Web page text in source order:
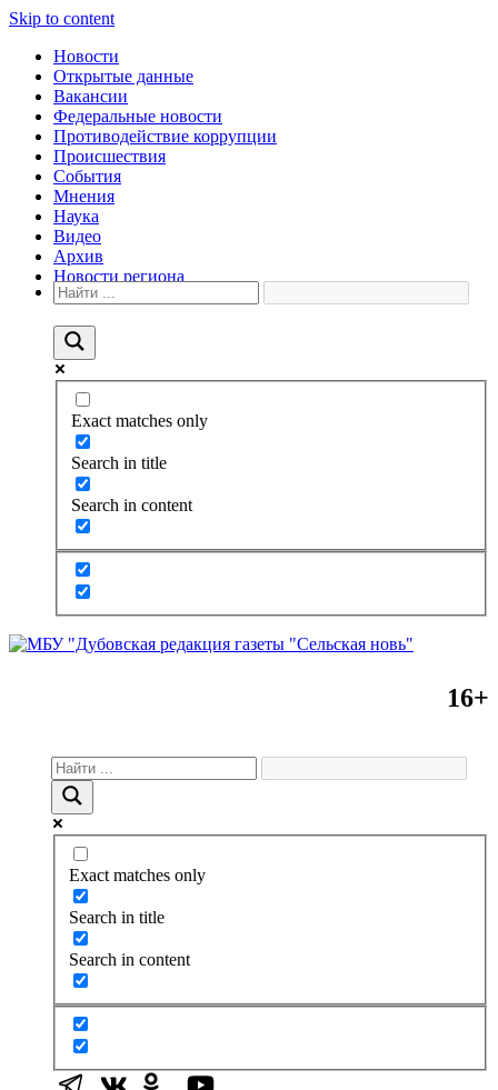
Skip to content
Новости
Открытые данные
Вакансии
Федеральные новости
Противодействие коррупции
Происшествия
События
Мнения
Наука
Видео
Архив
Новости региона
Exact matches only
Search in title
Search in content
16+
Exact matches only
Search in title
Search in content